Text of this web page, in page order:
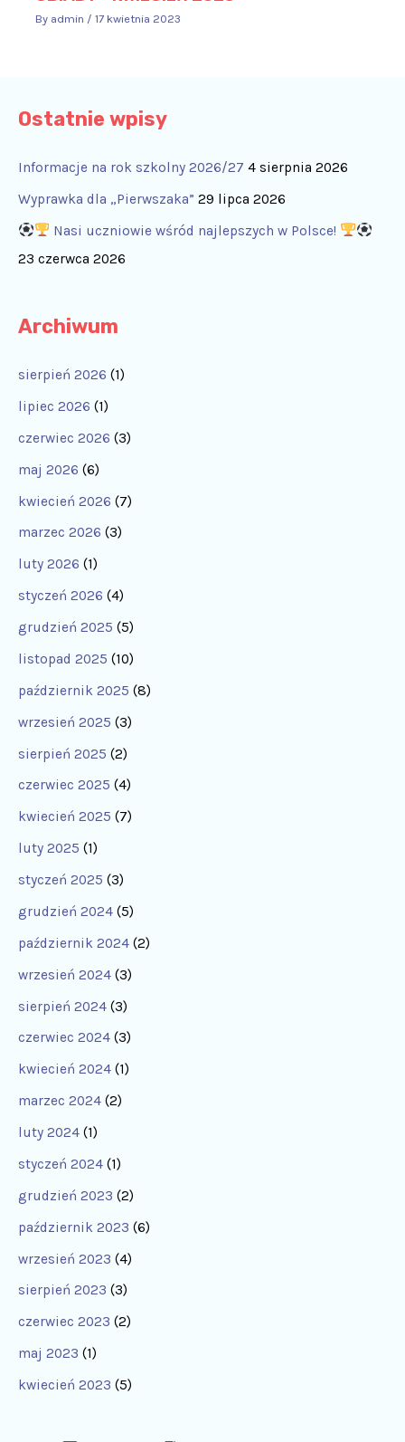
By admin / 17 kwietnia 2023
Ostatnie wpisy
Informacje na rok szkolny 2026/27 4 sierpnia 2026
Wyprawka dla „Pierwszaka” 29 lipca 2026
Nasi uczniowie wśród najlepszych w Polsce!
23 czerwca 2026
Archiwum
sierpień 2026 (1)
lipiec 2026 (1)
czerwiec 2026 (3)
maj 2026 (6)
kwiecień 2026 (7)
marzec 2026 (3)
luty 2026 (1)
styczeń 2026 (4)
grudzień 2025 (5)
listopad 2025 (10)
październik 2025 (8)
wrzesień 2025 (3)
sierpień 2025 (2)
czerwiec 2025 (4)
kwiecień 2025 (7)
luty 2025 (1)
styczeń 2025 (3)
grudzień 2024 (5)
październik 2024 (2)
wrzesień 2024 (3)
sierpień 2024 (3)
czerwiec 2024 (3)
kwiecień 2024 (1)
marzec 2024 (2)
luty 2024 (1)
styczeń 2024 (1)
grudzień 2023 (2)
październik 2023 (6)
wrzesień 2023 (4)
sierpień 2023 (3)
czerwiec 2023 (2)
maj 2023 (1)
kwiecień 2023 (5)